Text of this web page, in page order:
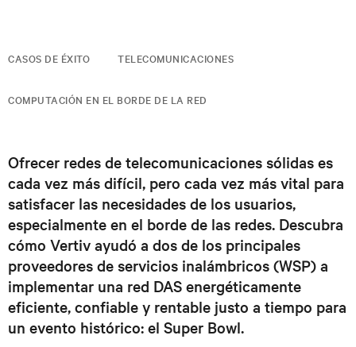
CASOS DE ÉXITO TELECOMUNICACIONES
COMPUTACIÓN EN EL BORDE DE LA RED
Ofrecer redes de telecomunicaciones sólidas es
cada vez más difícil, pero cada vez más vital para
satisfacer las necesidades de los usuarios,
especialmente en el borde de las redes. Descubra
cómo Vertiv ayudó a dos de los principales
proveedores de servicios inalámbricos (WSP) a
implementar una red DAS energéticamente
eficiente, confiable y rentable justo a tiempo para
un evento histórico: el Super Bowl.